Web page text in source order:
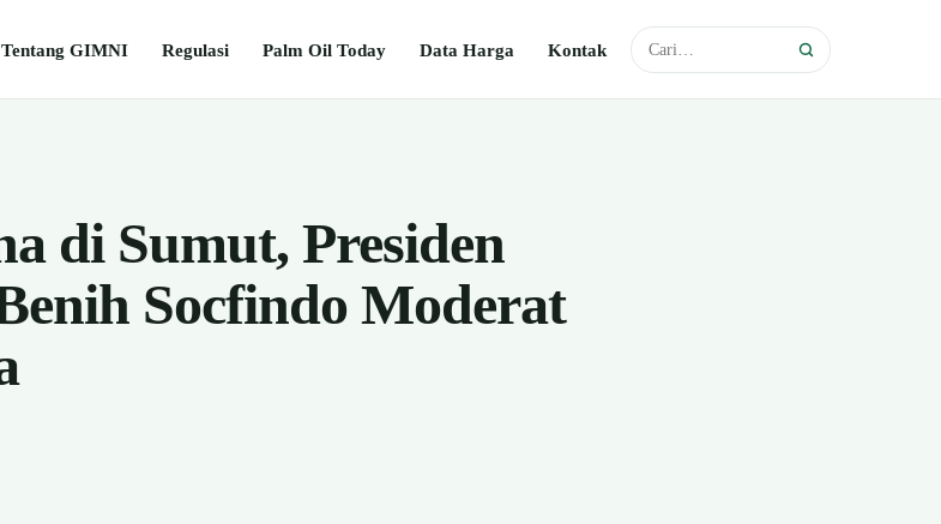
Tentang GIMNI Regulasi Palm Oil Today Data Harga Kontak
di Sumut, Presiden
Socfindo Moderat